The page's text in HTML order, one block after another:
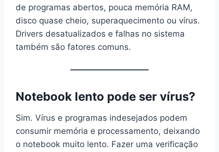
de programas abertos, pouca memória RAM,
disco quase cheio, superaquecimento ou vírus.
Drivers desatualizados e falhas no sistema
também são fatores comuns.
Notebook lento pode ser vírus?
Sim. Vírus e programas indesejados podem
consumir memória e processamento, deixando
o notebook muito lento. Fazer uma verificação